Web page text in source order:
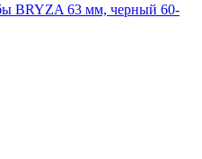
BRYZA 63 мм, черный 60-